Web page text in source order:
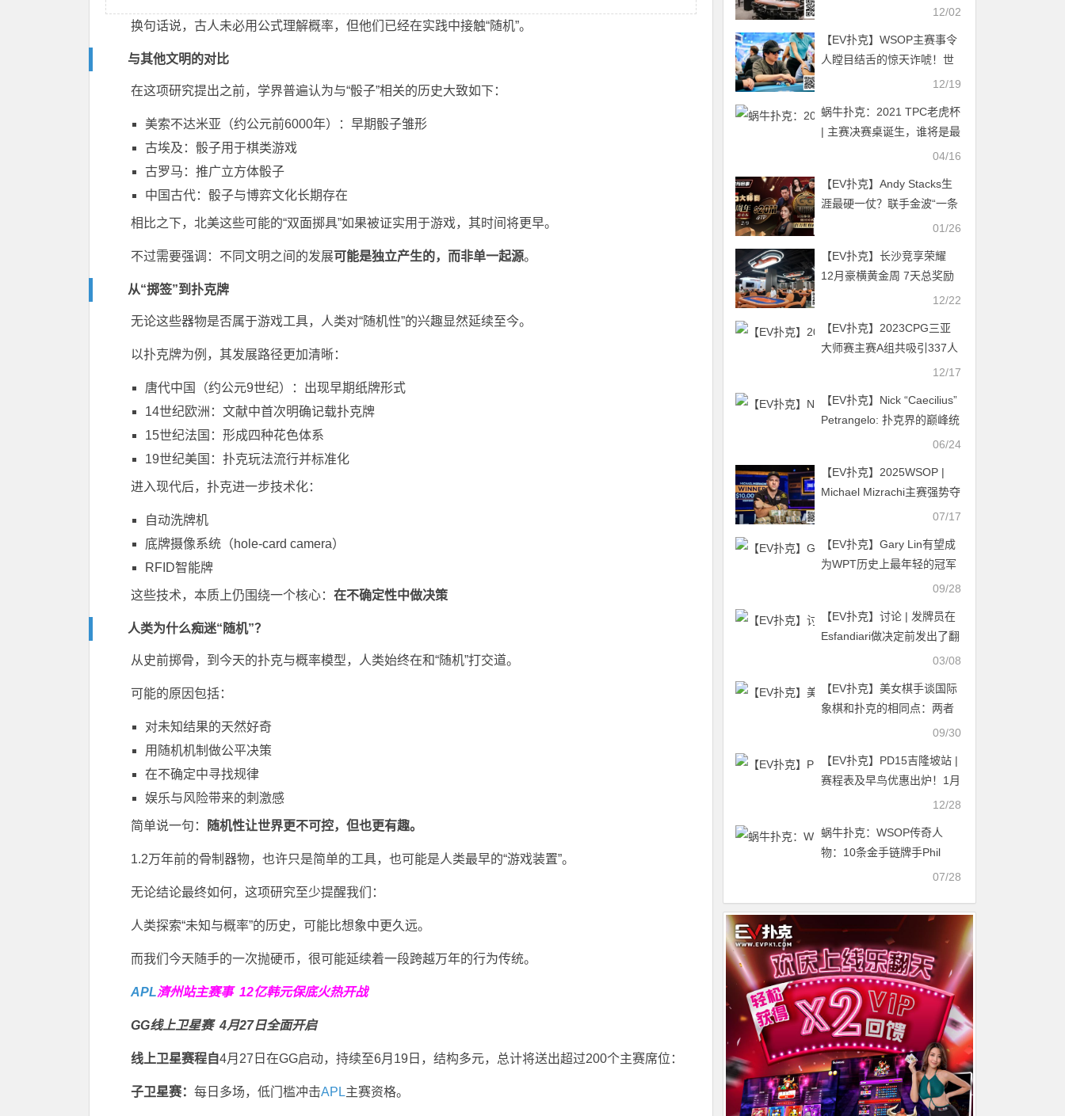
换句话说，古人未必用公式理解概率，但他们已经在实践中接触“随机”。
与其他文明的对比
在这项研究提出之前，学界普遍认为与“骰子”相关的历史大致如下：
美索不达米亚（约公元前6000年）：早期骰子雏形
古埃及：骰子用于棋类游戏
古罗马：推广立方体骰子
中国古代：骰子与博弈文化长期存在
相比之下，北美这些可能的“双面掷具”如果被证实用于游戏，其时间将更早。
不过需要强调：不同文明之间的发展可能是独立产生的，而非单一起源。
从“掷签”到扑克牌
无论这些器物是否属于游戏工具，人类对“随机性”的兴趣显然延续至今。
以扑克牌为例，其发展路径更加清晰：
唐代中国（约公元9世纪）：出现早期纸牌形式
14世纪欧洲：文献中首次明确记载扑克牌
15世纪法国：形成四种花色体系
19世纪美国：扑克玩法流行并标准化
进入现代后，扑克进一步技术化：
自动洗牌机
底牌摄像系统（hole-card camera）
RFID智能牌
这些技术，本质上仍围绕一个核心： 在不确定性中做决策
人类为什么痴迷“随机”？
从史前掷骨，到今天的扑克与概率模型，人类始终在和“随机”打交道。
可能的原因包括：
对未知结果的天然好奇
用随机机制做公平决策
在不确定中寻找规律
娱乐与风险带来的刺激感
简单说一句： 随机性让世界更不可控，但也更有趣。
1.2万年前的骨制器物，也许只是简单的工具，也可能是人类最早的“游戏装置”。
无论结论最终如何，这项研究至少提醒我们：
人类探索“未知与概率”的历史，可能比想象中更久远。
而我们今天随手的一次抛硬币，很可能延续着一段跨越万年的行为传统。
APL濟州站主赛事 12亿韩元保底火热开战
GG线上卫星赛4月27日全面开启
线上卫星赛程自4月27日在GG启动，持续至6月19日，结构多元，总计将送出超过200个主赛席位：
子卫星赛： 每日多场，低门槛冲击APL主赛资格。
扑克比赛，线下扑克彻底凉
12/02
【EV扑克】WSOP主赛事令
人瞠目结舌的惊天诈唬！世
界第一弃掉三条K引发全网群
12/19
蜗牛扑克：2021 TPC老虎杯
| 主赛决赛桌诞生，谁将是最
04/16
【EV扑克】Andy Stacks生
涯最硬一仗？联手金波“一条
命”出战【第六届GG大师争
01/26
【EV扑克】长沙竞享荣耀
12月豪横黄金周 7天总奖励
1200W赛事分 主赛冠军独揽
12/22
【EV扑克】2023CPG三亚
大师赛主赛A组共吸引337人
参赛，徐致远装袋30.7万记
12/17
【EV扑克】Nick “Caecilius”
Petrangelo: 扑克界的巅峰统
06/24
【EV扑克】2025WSOP |
Michael Mizrachi主赛强势夺
冠，收获千万刀奖金，赛事
07/17
【EV扑克】Gary Lin有望成
为WPT历史上最年轻的冠军
09/28
【EV扑克】讨论 | 发牌员在
Esfandiari做决定前发出了翻
牌：裁判的判决是否正确？
03/08
【EV扑克】美女棋手谈国际
象棋和扑克的相同点：两者
玩的都是人，不是棋（牌）
09/30
【EV扑克】PD15吉隆坡站 |
赛程表及早鸟优惠出炉！1月
16日-1月26日相约云顶高原
12/28
蜗牛扑克：WSOP传奇人
物：10条金手链牌手Phil
07/28